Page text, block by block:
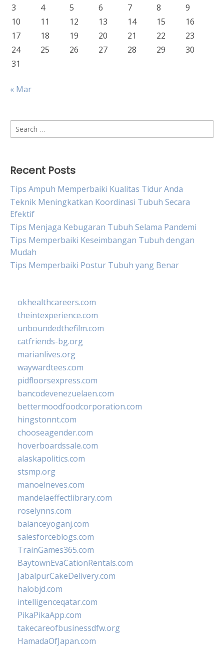
3 4 5 6 7 8
9
10
11 12 13 14 15
16
17
18 19 20 21 22
23
24
25 26 27 28 29
30
31
« Mar
Search
for:
Recent Posts
Tips Ampuh Memperbaiki Kualitas Tidur Anda
Teknik Meningkatkan Koordinasi Tubuh Secara
Efektif
Tips Menjaga Kebugaran Tubuh Selama Pandemi
Tips Memperbaiki Keseimbangan Tubuh dengan
Mudah
Tips Memperbaiki Postur Tubuh yang Benar
okhealthcareers.com
theintexperience.com
unboundedthefilm.com
catfriends-bg.org
marianlives.org
waywardtees.com
pidfloorsexpress.com
bancodevenezuelaen.com
bettermoodfoodcorporation.com
hingstonnt.com
chooseagender.com
hoverboardssale.com
alaskapolitics.com
stsmp.org
manoelneves.com
mandelaeffectlibrary.com
roselynns.com
balanceyoganj.com
salesforceblogs.com
TrainGames365.com
BaytownEvaCationRentals.com
JabalpurCakeDelivery.com
halobjd.com
intelligenceqatar.com
PikaPikaApp.com
takecareofbusinessdfw.org
HamadaOfJapan.com